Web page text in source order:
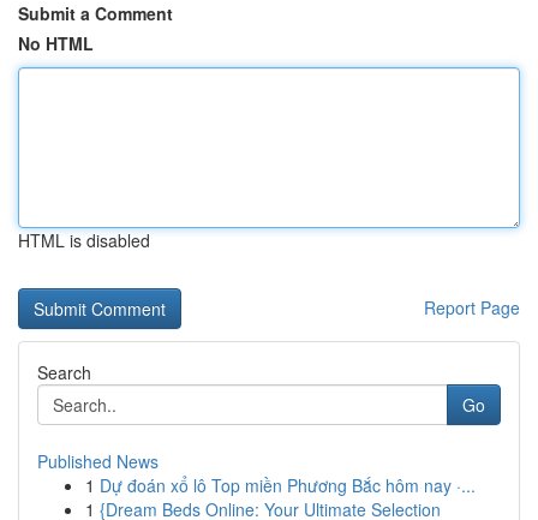
Submit a Comment
No HTML
HTML is disabled
Report Page
Search
Go
Published News
1 Dự đoán xổ lô Top miền Phương Bắc hôm nay ·...
1 {Dream Beds Online: Your Ultimate Selection